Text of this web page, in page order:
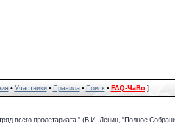
• Участники• Правила• Поиск• FAQ-ЧаВо]
всего пролетариата." (В.И. Ленин, "Полное